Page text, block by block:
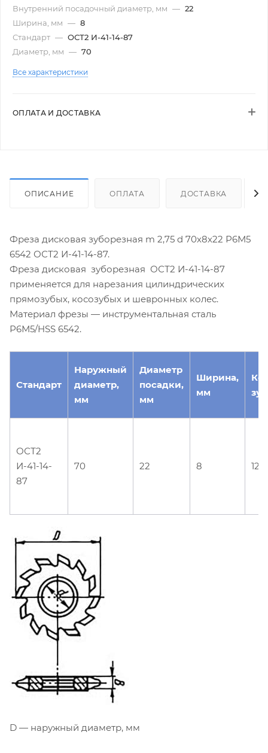
Внутренний посадочный диаметр, мм — 22
Ширина, мм — 8
Стандарт — ОСТ2 И-41-14-87
Диаметр, мм — 70
Все характеристики
ОПЛАТА И ДОСТАВКА
ОПИСАНИЕ ОПЛАТА ДОСТАВКА
Фреза дисковая зуборезная m 2,75 d 70х8х22 Р6М5
6542 ОСТ2 И-41-14-87.
Фреза дисковая зуборезная ОСТ2 И-41-14-87
применяется для нарезания цилиндрических
прямозубых, косозубых и шевронных колес.
Материал фрезы — инструментальная сталь
Р6М5/HSS 6542.
Стандарт
Наружный
диаметр,
мм
Диаметр
посадки,
мм
Ширина,
мм
ОСТ2
И-41-14-
87
70 22 8 12
D — наружный диаметр, мм